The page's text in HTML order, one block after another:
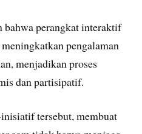
bahwa perangkat interaktif
pengalaman
menjadikan proses
dan partisipatif.
tersebut, membuat